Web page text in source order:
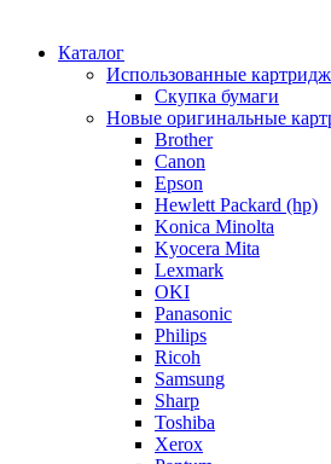
Каталог
Использованные
Скупка бумаги
Новые оригинальные
Brother
Canon
Epson
Hewlett Packard (hp)
Konica Minolta
Kyocera Mita
Lexmark
OKI
Panasonic
Philips
Ricoh
Samsung
Sharp
Toshiba
Xerox